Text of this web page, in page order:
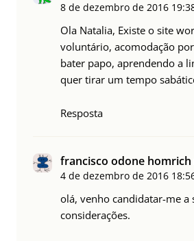
8 de dezembro de 2016
Ola Natalia, Existe o site
voluntário, acomodação
bater papo, aprendendo a
quer tirar um tempo
Resposta
francisco odone homrich
4 de dezembro de 2016
olá, venho candidatar-me
considerações.